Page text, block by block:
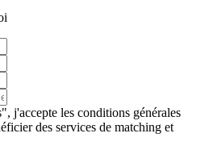
j'accepte les conditions générales
des services de matching et